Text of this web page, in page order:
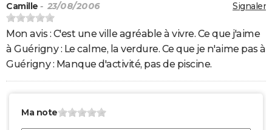
Signaler
Camille - 23/08/2006
Mon avis : C'est une ville agréable à vivre. Ce que j'aime
à Guérigny : Le calme, la verdure. Ce que je n'aime pas à
Guérigny : Manque d'activité, pas de piscine.
Ma note